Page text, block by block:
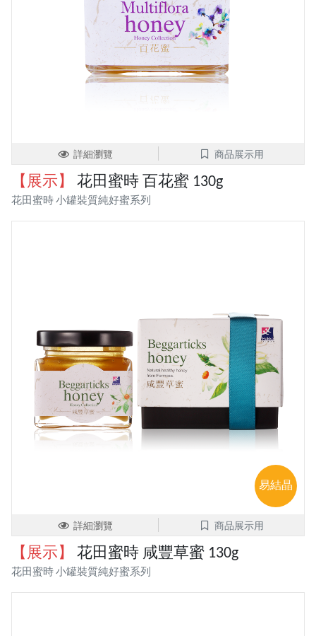
詳細瀏覽 商品展示用
【展示】 花田蜜時 百花蜜 130g
花田蜜時 小罐裝質純好蜜系列
易結晶
詳細瀏覽 商品展示用
【展示】 花田蜜時 咸豐草蜜 130g
花田蜜時 小罐裝質純好蜜系列